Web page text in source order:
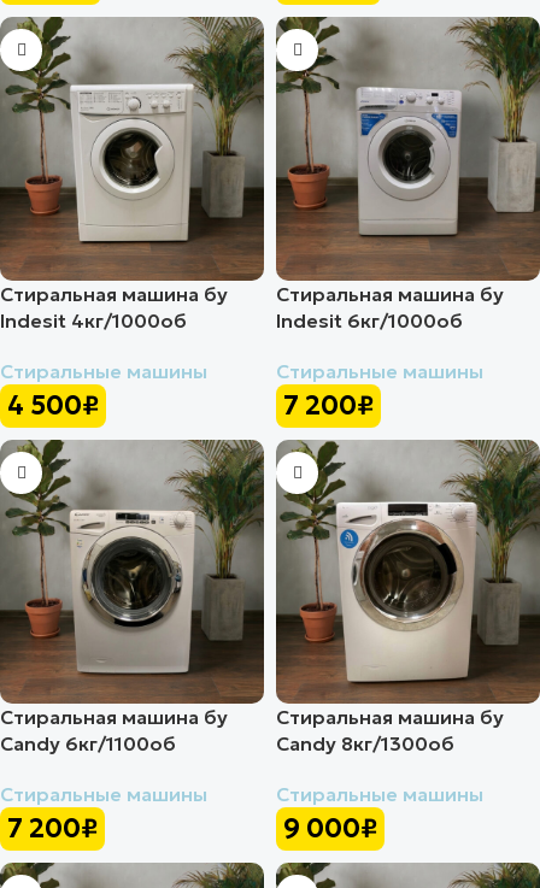
Стиральная машина бу
Indesit 4кг/1000об
Стиральные машины
4 500₽
Стиральная машина бу
Indesit 6кг/1000об
Стиральные машины
7 200₽
Стиральная машина бу
Candy 6кг/1100об
Стиральные машины
7 200₽
Стиральная машина бу
Candy 8кг/1300об
Стиральные машины
9 000₽